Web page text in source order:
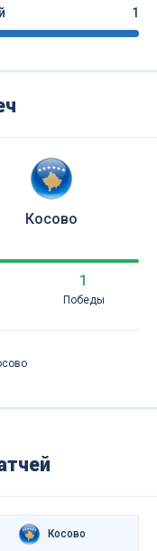
1
1
Победы
Косово
Косово